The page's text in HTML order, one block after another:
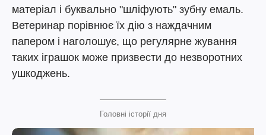
матеріал і буквально "шліфують" зубну емаль.
Ветеринар порівнює їх дію з наждачним
папером і наголошує, що регулярне жування
таких іграшок може призвести до незворотних
ушкоджень.
Головні історії дня